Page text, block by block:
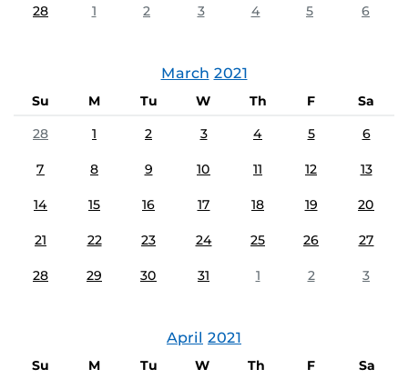
28 1 2 3 4 5 6
March 2021
Su M Tu W Th F
Sa
28
1 2 3 4 5 6
7 8 9 10 11 12 13
14 15 16 17 18 19 20
21 22 23 24 25 26 27
28 29 30 31 1 2 3
April 2021
Su M Tu W Th F
Sa